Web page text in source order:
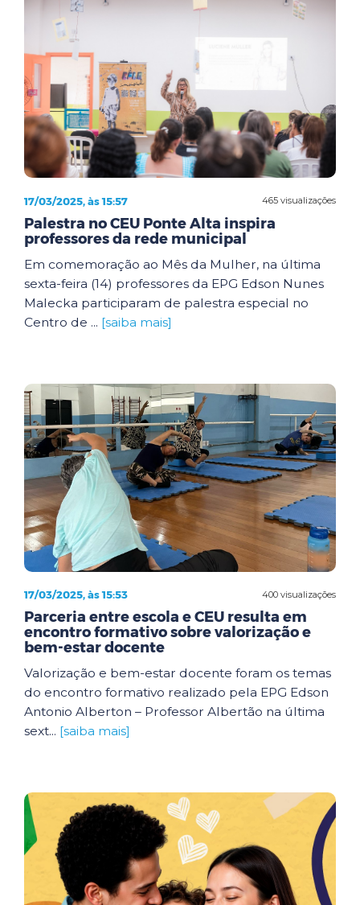
465 visualizações
17/03/2025, às 15:57
Palestra no CEU Ponte Alta inspira
professores da rede municipal
Em comemoração ao Mês da Mulher, na última
sexta-feira (14) professores da EPG Edson Nunes
Malecka participaram de palestra especial no
Centro de ... [saiba mais]
400 visualizações
17/03/2025, às 15:53
Parceria entre escola e CEU resulta em
encontro formativo sobre valorização e
bem-estar docente
Valorização e bem-estar docente foram os temas
do encontro formativo realizado pela EPG Edson
Antonio Alberton – Professor Albertão na última
sext... [saiba mais]